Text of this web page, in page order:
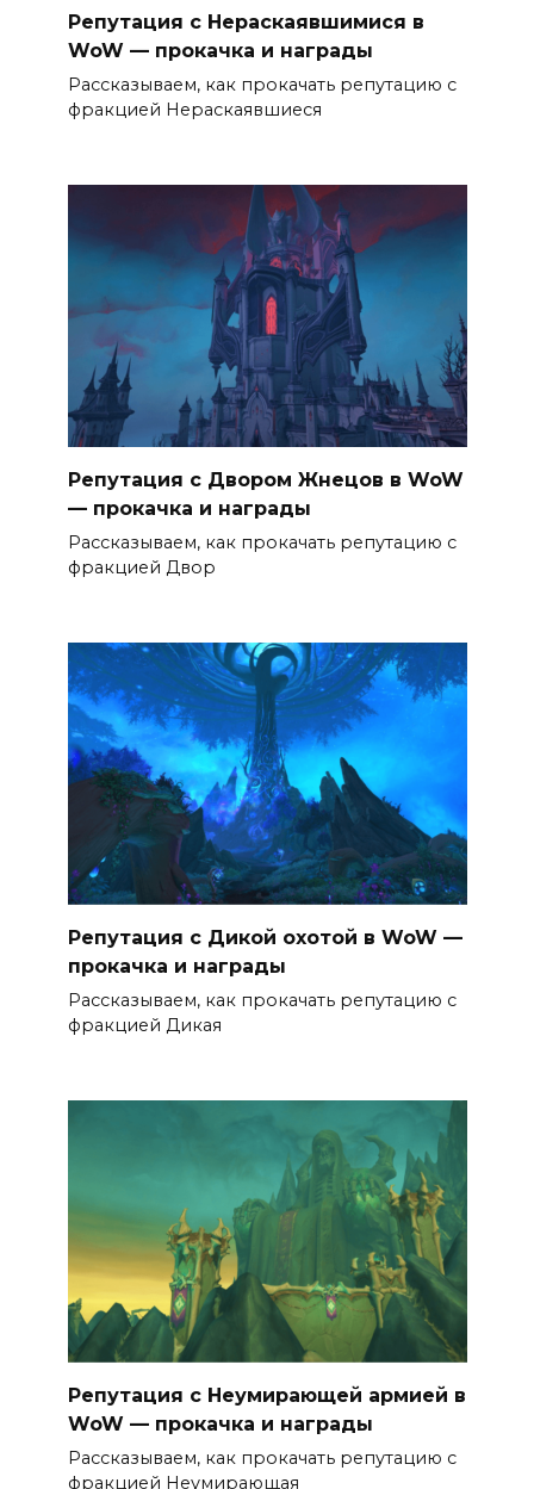
Репутация с Нераскаявшимися в
WoW — прокачка и награды
Рассказываем, как прокачать репутацию с
фракцией Нераскаявшиеся
Репутация с Двором Жнецов в WoW
— прокачка и награды
Рассказываем, как прокачать репутацию с
фракцией Двор
Репутация с Дикой охотой в WoW —
прокачка и награды
Рассказываем, как прокачать репутацию с
фракцией Дикая
Репутация с Неумирающей армией в
WoW — прокачка и награды
Рассказываем, как прокачать репутацию с
фракцией Неумирающая